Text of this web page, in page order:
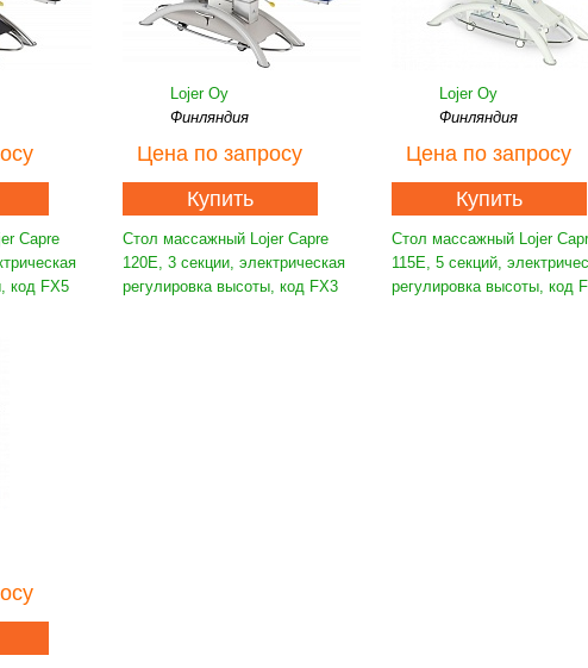
Capre
код FX5
Lojer Oy
Финляндия
Цена по запросу
Купить
Стол массажный Lojer Capre
120E, 3 секции, электрическая
регулировка высоты, код FX3
Lojer Oy
Финляндия
Цена по запросу
Купить
Стол массажный Lojer
115E, 5 секций,
регулировка высоты, код